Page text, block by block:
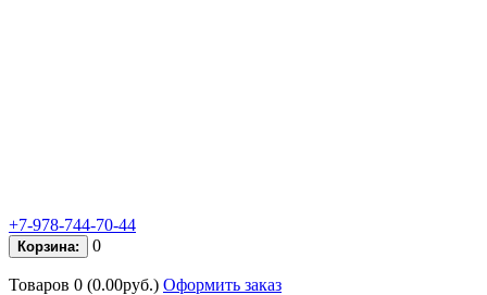
+7-978-744-70-44
Корзина: 0
Товаров 0 (0.00руб.) Оформить заказ